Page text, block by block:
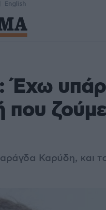
English
Έχω
που
Καρύδη, και